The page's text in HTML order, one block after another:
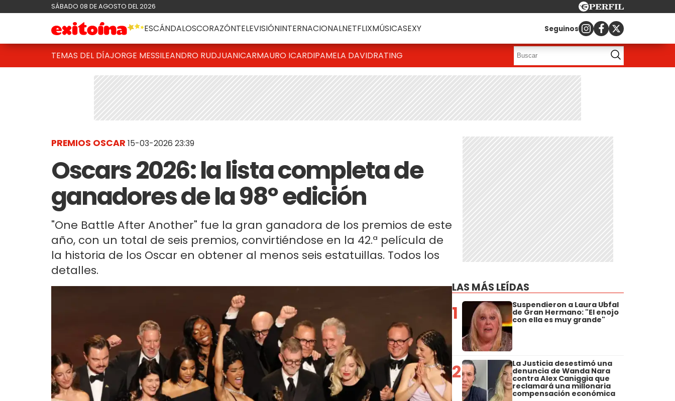
SÁBADO 08 DE AGOSTO DEL 2026
ESCÁNDALOSCORAZÓNTELEVISIÓNINTERNACIONALNETFLIXMÚSICASEXY Seguinos
TEMAS DEL DÍAJORGE MESSILEANDRO RUDJUANICARMAURO ICARDIPAMELA DAVIDRATING
PREMIOS OSCAR 15-03-2026 23:39
Oscars 2026: la lista completa de
ganadores de la 98º edición
"One Battle After Another" fue la gran ganadora de los premios de este
año, con un total de seis premios, convirtiéndose en la 42.ª película de
la historia de los Oscar en obtener al menos seis estatuillas. Todos los
detalles.
LAS MÁS LEÍDAS
1 Suspendieron a Laura Ubfal
de Gran Hermano: "El enojo
con ella es muy grande"
2 La Justicia desestimó una
denuncia de Wanda Nara
contra Alex Caniggia que
reclamará una millonaria
compensación económica